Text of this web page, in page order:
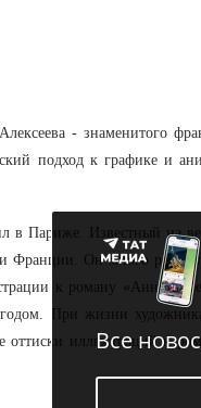
- знаменитого
подход к графике и
Париже. Известный на
Он много
к роману «Анна
При жизни
иллюстраций к
Все